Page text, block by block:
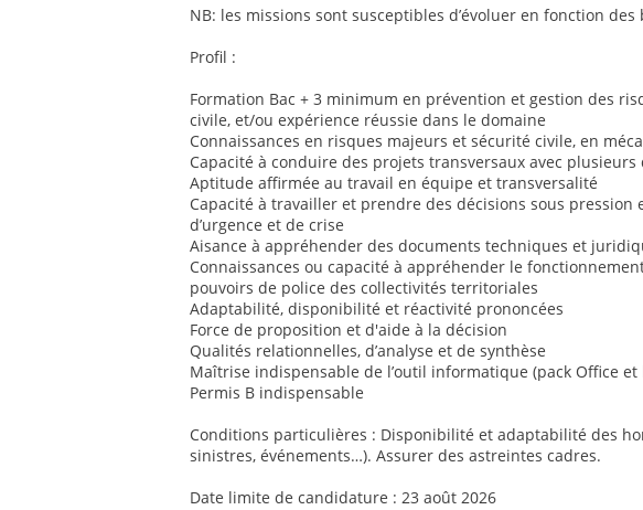
NB: les missions sont susceptibles d’évoluer en fonction des
Profil :
Formation Bac + 3 minimum en prévention et gestion des
civile, et/ou expérience réussie dans le domaine
Connaissances en risques majeurs et sécurité civile, en
Capacité à conduire des projets transversaux avec plusieurs
Aptitude affirmée au travail en équipe et transversalité
Capacité à travailler et prendre des décisions sous pression
d’urgence et de crise
Aisance à appréhender des documents techniques et
Connaissances ou capacité à appréhender le
pouvoirs de police des collectivités territoriales
Adaptabilité, disponibilité et réactivité prononcées
Force de proposition et d'aide à la décision
Qualités relationnelles, d’analyse et de synthèse
Maîtrise indispensable de l’outil informatique (pack Office
Permis B indispensable
Conditions particulières : Disponibilité et adaptabilité des
sinistres, événements…). Assurer des astreintes cadres.
Date limite de candidature : 23 août 2026